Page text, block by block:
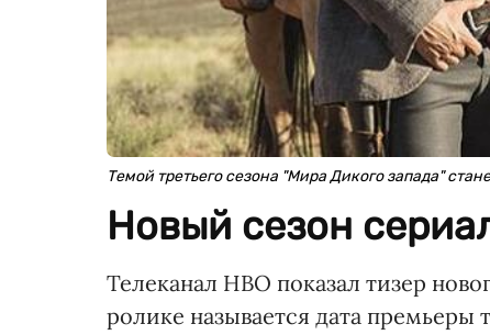
Темой третьего сезона "Мира Дикого запада"
Новый сезон
Телеканал НВО показал тизер
ролике называется дата премьеры